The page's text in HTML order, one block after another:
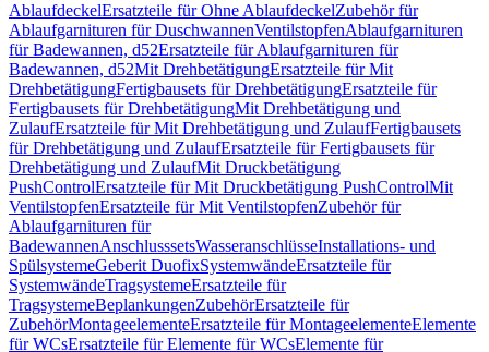
AblaufdeckelErsatzteile für Ohne AblaufdeckelZubehör für
Ablaufgarnituren für DuschwannenVentilstopfenAblaufgarnituren
für Badewannen, d52Ersatzteile für Ablaufgarnituren für
Badewannen, d52Mit DrehbetätigungErsatzteile für Mit
DrehbetätigungFertigbausets für DrehbetätigungErsatzteile für
Fertigbausets für DrehbetätigungMit Drehbetätigung und
ZulaufErsatzteile für Mit Drehbetätigung und ZulaufFertigbausets
für Drehbetätigung und ZulaufErsatzteile für Fertigbausets für
Drehbetätigung und ZulaufMit Druckbetätigung
PushControlErsatzteile für Mit Druckbetätigung PushControlMit
VentilstopfenErsatzteile für Mit VentilstopfenZubehör für
Ablaufgarnituren für
BadewannenAnschlusssetsWasseranschlüsseInstallations- und
SpülsystemeGeberit DuofixSystemwändeErsatzteile für
SystemwändeTragsystemeErsatzteile für
TragsystemeBeplankungenZubehörErsatzteile für
ZubehörMontageelementeErsatzteile für MontageelementeElemente
für WCsErsatzteile für Elemente für WCsElemente für